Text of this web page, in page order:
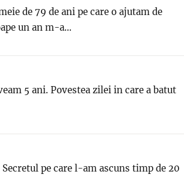
de 79 de ani pe care o ajutam de
un an m-a...
5 ani. Povestea zilei in care a batut
pe care l-am ascuns timp de 20